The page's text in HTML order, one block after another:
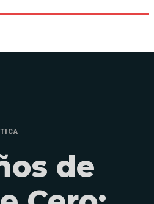
de